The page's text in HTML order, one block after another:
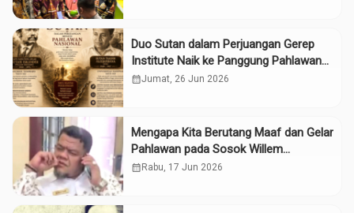
Duo Sutan dalam Perjuangan Gerep
Institute Naik ke Panggung Pahlawan
Nasional
calendar_monthJumat, 26 Jun 2026
Mengapa Kita Berutang Maaf dan Gelar
Pahlawan pada Sosok Willem
Iskander?
calendar_month Rabu, 17 Jun 2026